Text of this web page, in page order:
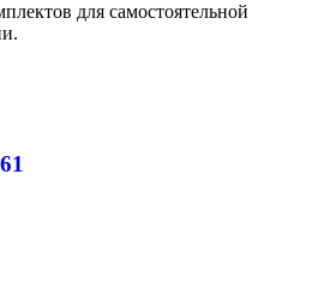
для самостоятельной